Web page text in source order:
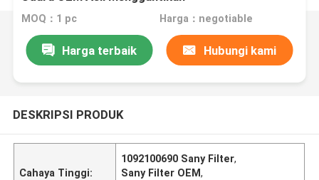
MOQ：1 pc Harga：negotiable
Harga terbaik Hubungi kami
DESKRIPSI PRODUK
Cahaya Tinggi:
1092100690 Sany Filter,
Sany Filter OEM,